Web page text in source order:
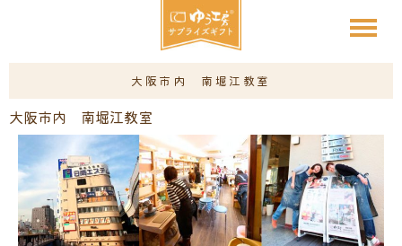
大阪市内 南堀江教室
大阪市内 南堀江教室